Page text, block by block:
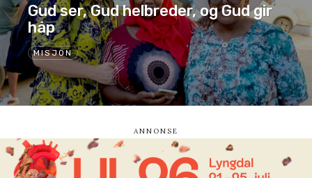
MISJON
Gud ser, Gud helbreder, og Gud gir
håp